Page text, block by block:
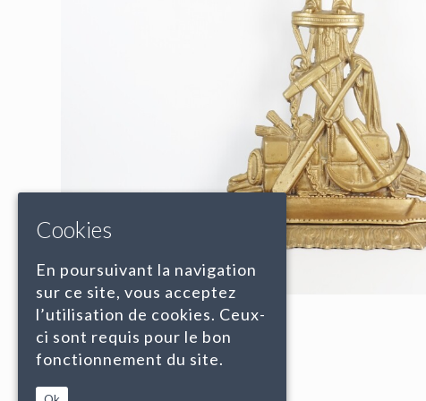
Cookies
En poursuivant la navigation
sur ce site, vous acceptez
l’utilisation de cookies. Ceux-
ci sont requis pour le bon
fonctionnement du site.